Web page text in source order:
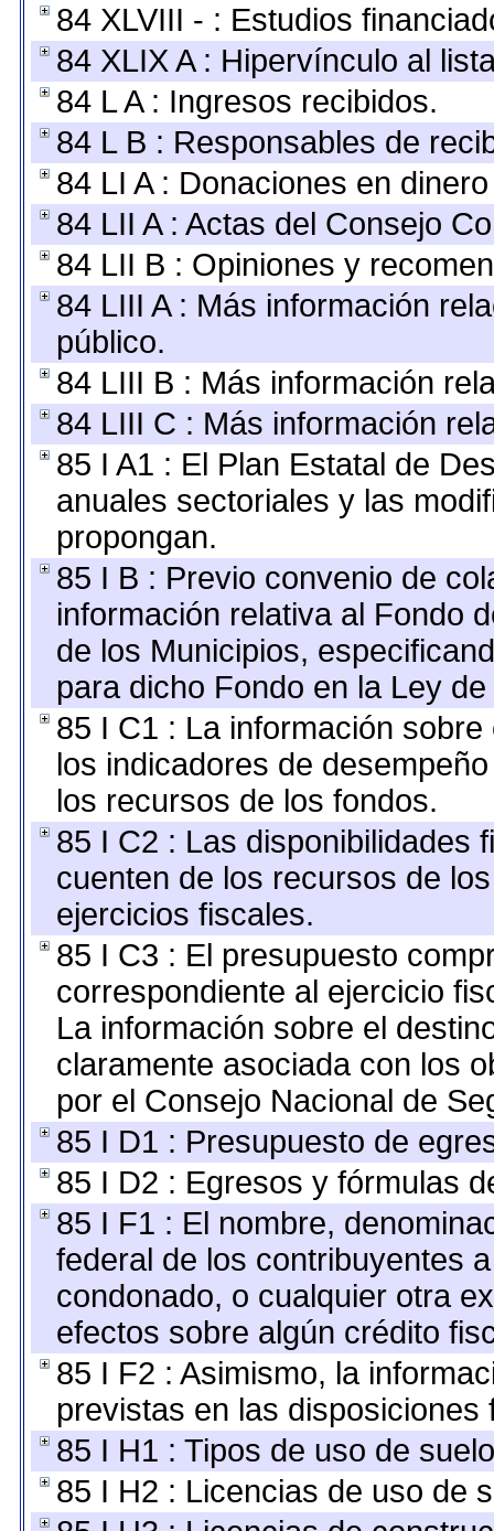
84 XLVIII - : Estudios
84 XLIX A : Hipervínculo al
84 L A : Ingresos recibidos.
84 L B : Responsables de
84 LI A : Donaciones en
84 LII A : Actas del Consejo
84 LII B : Opiniones y
84 LIII A : Más información
público.
84 LIII B : Más información
84 LIII C : Más información
85 I A1 : El Plan Estatal de
anuales sectoriales y las
propongan.
85 I B : Previo convenio de
información relativa al Fondo
de los Municipios,
para dicho Fondo en la Ley
85 I C1 : La información
los indicadores de
los recursos de los fondos.
85 I C2 : Las disponibilidades
cuenten de los recursos de
ejercicios fiscales.
85 I C3 : El presupuesto
correspondiente al ejercicio
La información sobre el
claramente asociada con los
por el Consejo Nacional de
85 I D1 : Presupuesto de
85 I D2 : Egresos y fórmulas
85 I F1 : El nombre,
federal de los contribuyentes
condonado, o cualquier otra
efectos sobre algún crédito
85 I F2 : Asimismo, la
previstas en las disposiciones
85 I H1 : Tipos de uso de
85 I H2 : Licencias de uso de